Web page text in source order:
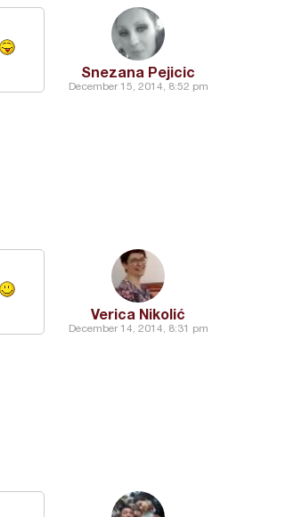
Snezana Pejicic
December 15, 2014, 8:52 pm
Verica Nikolić
December 14, 2014, 8:31 pm